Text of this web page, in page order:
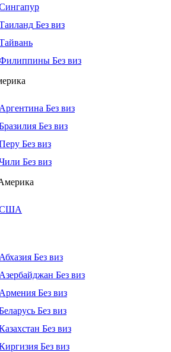
Без виз
Без виз
Аргентина Без виз
Без виз
Без виз
Без виз
Абхазия Без виз
Азербайджан Без виз
Армения Без виз
Без виз
Без виз
Без виз